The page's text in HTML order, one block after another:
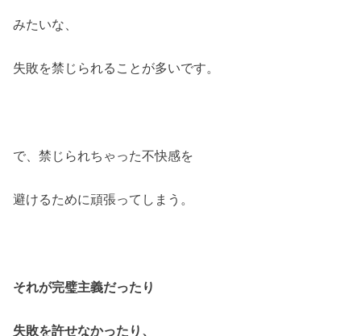
みたいな、
失敗を禁じられることが多いです。
で、禁じられちゃった不快感を
避けるために頑張ってしまう。
それが完璧主義だったり
失敗を許せなかったり、